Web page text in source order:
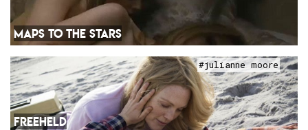
MAPS TO THE STARS
#julianne moore
FREEHELD